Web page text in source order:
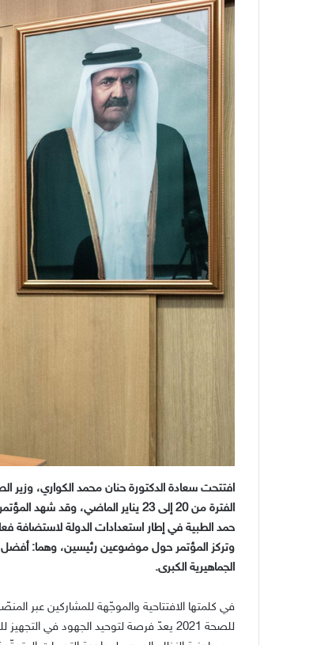
الفترة من 20 إلى 23 يناير الماضي،
وتركز المؤتمر حول موضوعين رئيسين، وهما:
الجماهيرية الكبرى.
في كلمتها الافتتاحية والموجّهة للمشاركين عبر
للصحة 2021 يعدّ فرصة لتوحيد الجهود في